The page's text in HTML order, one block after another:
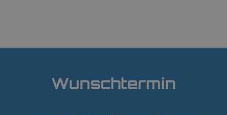
Wunschtermin